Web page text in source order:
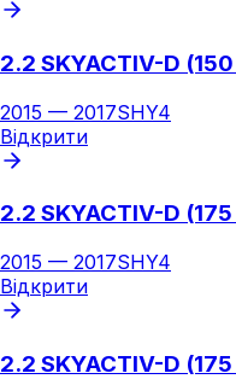
2.2 SKYACTIV-D
2015 — 2017SHY4
Відкрити
2.2 SKYACTIV-D
2015 — 2017SHY4
Відкрити
2.2 SKYACTIV-D